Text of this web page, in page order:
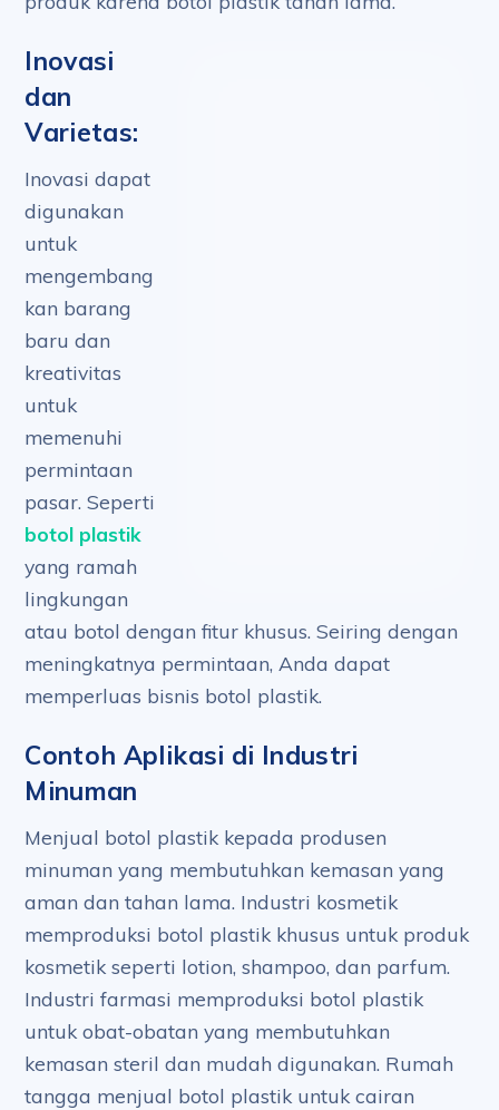
Inovasi
dan
Varietas:
Inovasi dapat
digunakan
untuk
mengembang
kan barang
baru dan
kreativitas
untuk
memenuhi
permintaan
pasar. Seperti
botol plastik
yang ramah
lingkungan
atau botol dengan fitur khusus. Seiring dengan
meningkatnya permintaan, Anda dapat
memperluas bisnis botol plastik.
Contoh Aplikasi di Industri
Minuman
Menjual botol plastik kepada produsen
minuman yang membutuhkan kemasan yang
aman dan tahan lama. Industri kosmetik
memproduksi botol plastik khusus untuk produk
kosmetik seperti lotion, shampoo, dan parfum.
Industri farmasi memproduksi botol plastik
untuk obat-obatan yang membutuhkan
kemasan steril dan mudah digunakan. Rumah
tangga menjual botol plastik untuk cairan